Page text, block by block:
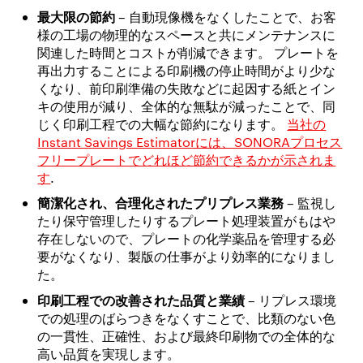
最大限の節約– 自動現像機をなくしたことで、お客
様の工場の物理的なスペースと共にメンテナンスに
関連した時間とコストが削減できます。 プレートを
再出力することによる印刷機の停止時間がより少な
くなり、前印刷準備の失敗などに起因する紙とイン
キの使用が減り、全体的な無駄が減ったことで、同
じく印刷工程での大幅な節約になります。 当社の
Instant Savings Estimatorには、SONORAプロセス
フリープレートでどれほど節約できるかが示されま
す.
簡潔化され、合理化されたプリプレス業務– 監視し
たり保守管理したりするプレート処理装置がもはや
存在しないので、プレートの化学薬品を管理する必
要がなくなり、製版の仕事がより効率的になりまし
た。
印刷工程での改善された品質と業績– リプレス環境
での処理のばらつきをなくすことで、比類のない色
の一貫性、正確性、および最終印刷物での全体的な
高い品質を実現します。